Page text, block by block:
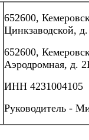
652600,
Цинкзаводской,
652600,
Аэродромная, д.
ИНН 4231004105
Руководитель -